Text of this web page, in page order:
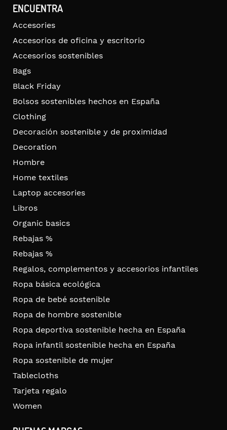
ENCUENTRA
Accesories
Accesorios de oficina y escritorio
Accesorios sostenibles
Bags
Black Friday
Bolsos sostenibles hechos en España
Clothing
Decoración sostenible y de proximidad
Decoration
Hombre
Home textiles
Laptop accesories
Libros
Organic basics
Rebajas %
Rebajas %
Regalos, complementos y accesorios infantiles
Ropa básica ecológica
Ropa de bebé sostenible
Ropa de hombre sostenible
Ropa deportiva sostenible hecha en España
Ropa infantil sostenible hecha en España
Ropa sostenible de mujer
Tablecloths
Tarjeta regalo
Women